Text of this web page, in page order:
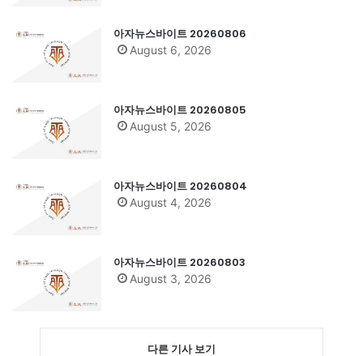
아자뉴스바이트 20260806
August 6, 2026
아자뉴스바이트 20260805
August 5, 2026
아자뉴스바이트 20260804
August 4, 2026
아자뉴스바이트 20260803
August 3, 2026
다른 기사 보기